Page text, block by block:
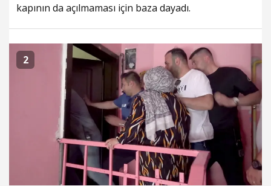
kapının da açılmaması için baza dayadı.
2